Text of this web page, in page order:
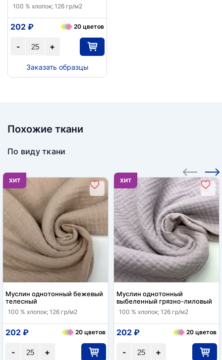
100 % хлопок; 126 гр/м2
+
-
202 ₽ 20 цветов
Заказать образцы
Похожие ткани
По виду ткани
ХИТ
Муслин однотонный бежевый
телесный
100 % хлопок; 126 гр/м2
+
-
202 ₽ 20 цветов
ХИТ
Муслин однотонный
выбеленный грязно-лиловый
100 % хлопок; 126 гр/м2
+
-
202 ₽ 20 цветов